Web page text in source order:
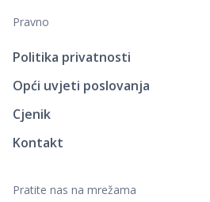
Pravno
Politika privatnosti
Opći uvjeti poslovanja
Cjenik
Kontakt
Pratite nas na mrežama